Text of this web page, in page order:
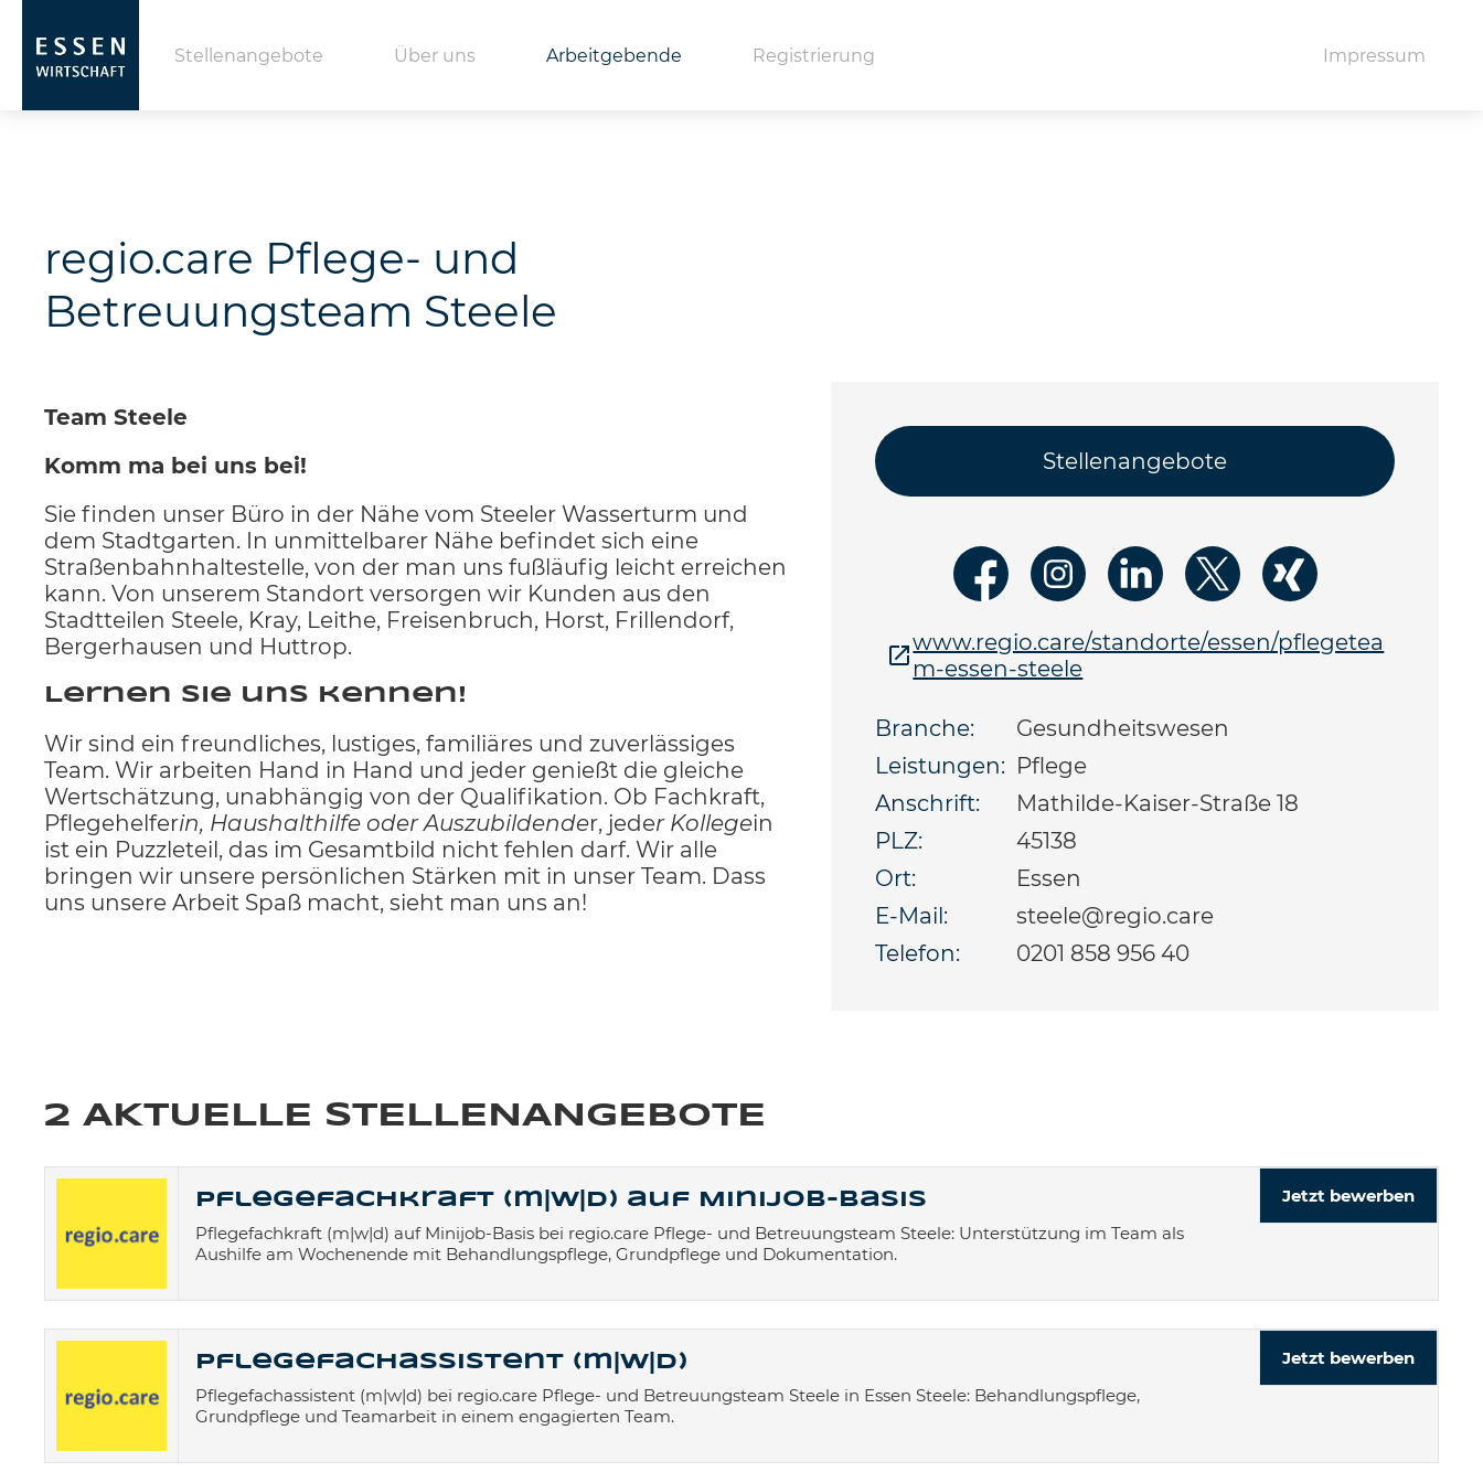
Stellenangebote Über uns Arbeitgebende Registrierung Impressum
regio.care Pflege- und
Betreuungsteam Steele
Team Steele
Komm ma bei uns bei!
Sie finden unser Büro in der Nähe vom Steeler Wasserturm und
dem Stadtgarten. In unmittelbarer Nähe befindet sich eine
Straßenbahnhaltestelle, von der man uns fußläufig leicht erreichen
kann. Von unserem Standort versorgen wir Kunden aus den
Stadtteilen Steele, Kray, Leithe, Freisenbruch, Horst, Frillendorf,
Bergerhausen und Huttrop.
Lernen Sie uns kennen!
Wir sind ein freundliches, lustiges, familiäres und zuverlässiges
Team. Wir arbeiten Hand in Hand und jeder genießt die gleiche
Wertschätzung, unabhängig von der Qualifikation. Ob Fachkraft,
Pflegehelferin, Haushalthilfe oder Auszubildender, jeder Kollegein
ist ein Puzzleteil, das im Gesamtbild nicht fehlen darf. Wir alle
bringen wir unsere persönlichen Stärken mit in unser Team. Dass
uns unsere Arbeit Spaß macht, sieht man uns an!
Stellenangebote
www.regio.care/standorte/essen/pflegetea
m-essen-steele
Branche:
Gesundheitswesen
Leistungen: Pflege
Anschrift:
Mathilde-Kaiser-Straße 18
PLZ:
45138
Ort:
Essen
E-Mail:
steele@regio.care
Telefon:
0201 858 956 40
2 AKTUELLE STELLENANGEBOTE
Pflegefachkraft (m|w|d) auf Minijob-Basis
Pflegefachkraft (m|w|d) auf Minijob-Basis bei regio.care Pflege- und Betreuungsteam Steele: Unterstützung im Team als
Aushilfe am Wochenende mit Behandlungspflege, Grundpflege und Dokumentation.
Jetzt bewerben
Pflegefachassistent (m|w|d)
Pflegefachassistent (m|w|d) bei regio.care Pflege- und Betreuungsteam Steele in Essen Steele: Behandlungspflege,
Grundpflege und Teamarbeit in einem engagierten Team.
Jetzt bewerben